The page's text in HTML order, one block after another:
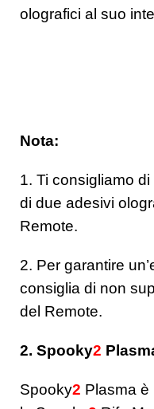
olografici al suo
Nota:
1. Ti consigliamo
di due adesivi
Remote.
2. Per garantire
consiglia di non
del Remote.
2. Spooky2
Spooky2 Plasma è